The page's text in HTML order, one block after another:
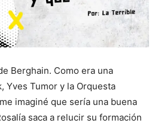
Berghain. Como era una
Yves Tumor y la Orquesta
imaginé que sería una buena
saca a relucir su formación